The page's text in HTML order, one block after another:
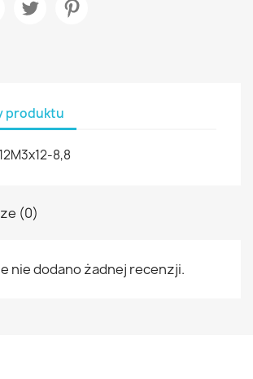
produktu
8,8
(0)
nie dodano żadnej recenzji.